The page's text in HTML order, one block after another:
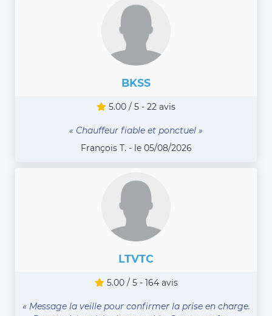
BKSS
5.00 / 5 - 22 avis
« Chauffeur fiable et ponctuel »
François T. - le 05/08/2026
LTVTC
5.00 / 5 - 164 avis
« Message la veille pour confirmer la prise en charge.